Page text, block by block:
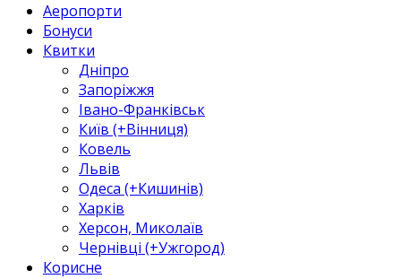
Аеропорти
Бонуси
Квитки
Дніпро
Запоріжжя
Івано-Франківськ
Київ (+Вінниця)
Ковель
Львів
Одеса (+Кишинів)
Харків
Херсон, Миколаїв
Чернівці (+Ужгород)
Корисне